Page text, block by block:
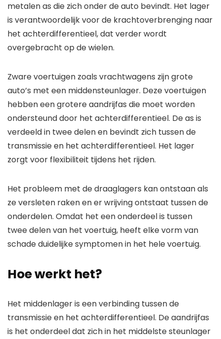
metalen as die zich onder de auto bevindt. Het lager
is verantwoordelijk voor de krachtoverbrenging naar
het achterdifferentieel, dat verder wordt
overgebracht op de wielen.
Zware voertuigen zoals vrachtwagens zijn grote
auto’s met een middensteunlager. Deze voertuigen
hebben een grotere aandrijfas die moet worden
ondersteund door het achterdifferentieel. De as is
verdeeld in twee delen en bevindt zich tussen de
transmissie en het achterdifferentieel. Het lager
zorgt voor flexibiliteit tijdens het rijden.
Het probleem met de draaglagers kan ontstaan ​​als
ze versleten raken en er wrijving ontstaat tussen de
onderdelen. Omdat het een onderdeel is tussen
twee delen van het voertuig, heeft elke vorm van
schade duidelijke symptomen in het hele voertuig.
Hoe werkt het?
Het middenlager is een verbinding tussen de
transmissie en het achterdifferentieel. De aandrijfas
is het onderdeel dat zich in het middelste steunlager